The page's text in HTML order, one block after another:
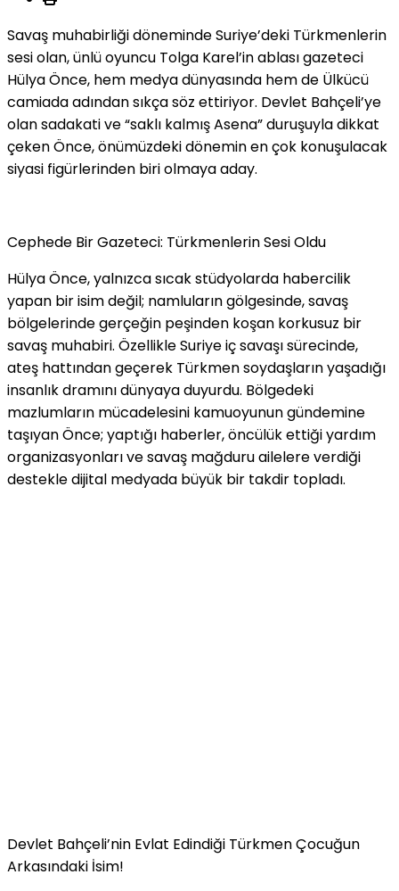
​Savaş muhabirliği döneminde Suriye’deki Türkmenlerin
sesi olan, ünlü oyuncu Tolga Karel’in ablası gazeteci
Hülya Önce, hem medya dünyasında hem de Ülkücü
camiada adından sıkça söz ettiriyor. Devlet Bahçeli’ye
olan sadakati ve “saklı kalmış Asena” duruşuyla dikkat
çeken Önce, önümüzdeki dönemin en çok konuşulacak
siyasi figürlerinden biri olmaya aday.
​Cephede Bir Gazeteci: Türkmenlerin Sesi Oldu
​Hülya Önce, yalnızca sıcak stüdyolarda habercilik
yapan bir isim değil; namluların gölgesinde, savaş
bölgelerinde gerçeğin peşinden koşan korkusuz bir
savaş muhabiri. Özellikle Suriye iç savaşı sürecinde,
ateş hattından geçerek Türkmen soydaşların yaşadığı
insanlık dramını dünyaya duyurdu. Bölgedeki
mazlumların mücadelesini kamuoyunun gündemine
taşıyan Önce; yaptığı haberler, öncülük ettiği yardım
organizasyonları ve savaş mağduru ailelere verdiği
destekle dijital medyada büyük bir takdir topladı.
​Devlet Bahçeli’nin Evlat Edindiği Türkmen Çocuğun
Arkasındaki İsim!